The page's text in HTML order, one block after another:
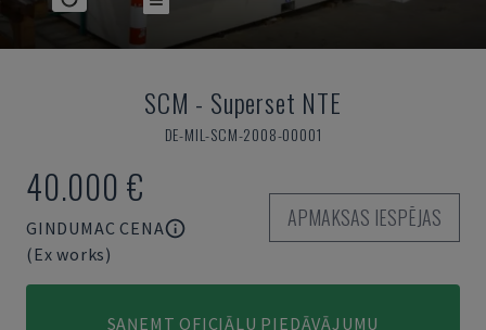
SCM - Superset NTE
DE-MIL-SCM-2008-00001
40.000 €
GINDUMAC CENA
(Ex works)
APMAKSAS IESPĒJAS
SAŅEMT OFICIĀLU PIEDĀVĀJUMU